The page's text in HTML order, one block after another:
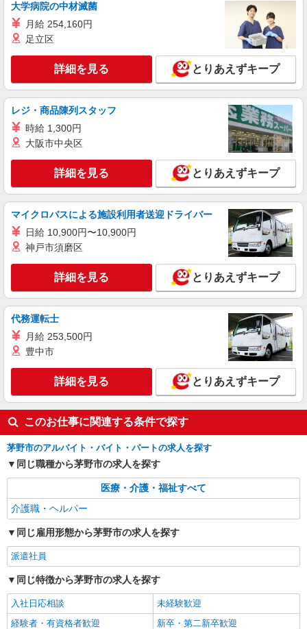
キープ 詳細を見る
派遣社員
株式会社kotrio /●MT-H-2020515
茅野市★未経験OKの人間関係に悩まない職場
へ★サ高住スタッフ
時給1500円〜2125円 ＜日払い有/週払い有/交
通費全支給(ガソリン代含む)＞
キープ 詳細を見る
派遣社員
株式会社kotrio /●MT-H-2086466
＜茅野市＞小さなデイサービスSTAFF募集≪
週3勤務≫≪夕方退社≫
時給1500円〜2125円 ＜日払い有/週払い有/交
通費全支給(ガソリン代含む)＞
茅野市
詳細を見る
派遣社員
株式会社kotrio /●MT-H-2068637
茅野市のデイサービス♪日勤のみ！残業ゼロで
趣味も満喫
時給1500円〜2125円 ＜日払い有/週払い有/交
通費全支給(ガソリン代含む)＞
茅野市ほか 周辺エリア多数
キープ
株式会社kotrio /●MT-H-1815927
[ 綺麗 ]高級シニアマンションで生活ケア/見守
りなど/茅野市
通費全支給(ガソリン代含む)＞
茅野市ほか 周辺エリア多数
キープ 詳細を見る
大学病院の中材滅菌
月給 254,160円
足立区
詳細を見る とりあえずキープ
レジ・商品陳列スタッフ
時給 1,300円
大阪市中央区
詳細を見る とりあえずキープ
マイクロバスによる施設利用者送迎ドライバー
日給 10,900円〜10,900円
神戸市須磨区
詳細を見る とりあえずキープ
代務運転士
月給 253,500円
豊中市
詳細を見る とりあえずキープ
このお仕事に関連する条件で探す
茅野市のアルバイト・バイト・パートの求人を探す
同じ職種から茅野市の求人を探す
医療・介護・福祉すべて
介護職・ヘルパー
同じ雇用形態から茅野市の求人を探す
派遣社員
同じ特徴から茅野市の求人を探す
入社日応相談
未経験歓迎
経験者・有資格者歓迎
新卒・第二新卒歓迎